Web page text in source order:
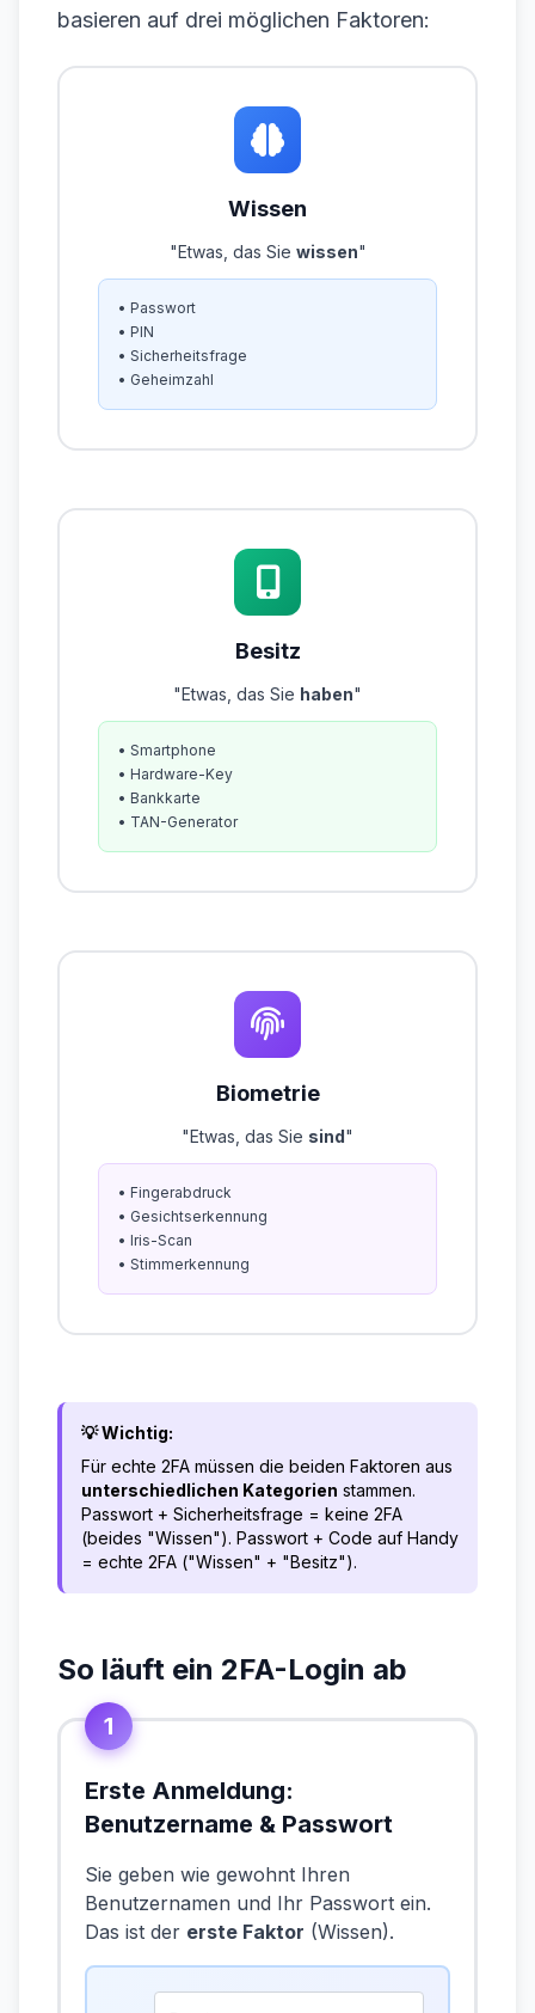
basieren auf drei möglichen Faktoren:
Wissen
"Etwas, das Sie wissen"
• Passwort
• PIN
• Sicherheitsfrage
• Geheimzahl
Besitz
"Etwas, das Sie haben"
• Smartphone
• Hardware-Key
• Bankkarte
• TAN-Generator
Biometrie
"Etwas, das Sie sind"
• Fingerabdruck
• Gesichtserkennung
• Iris-Scan
• Stimmerkennung
💡 Wichtig:
Für echte 2FA müssen die beiden Faktoren aus
unterschiedlichen Kategorien stammen.
Passwort + Sicherheitsfrage = keine 2FA
(beides "Wissen"). Passwort + Code auf Handy
= echte 2FA ("Wissen" + "Besitz").
So läuft ein 2FA-Login ab
1
Erste Anmeldung:
Benutzername & Passwort
Sie geben wie gewohnt Ihren
Benutzernamen und Ihr Passwort ein.
Das ist der erste Faktor (Wissen).